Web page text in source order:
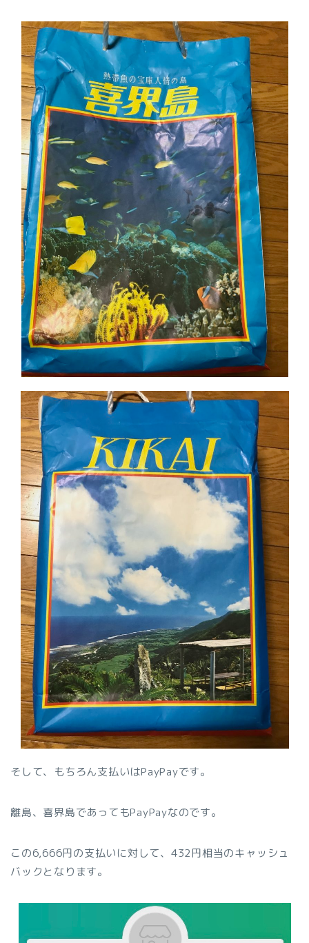
そして、もちろん支払いはPayPayです。
離島、喜界島であってもPayPayなのです。
この6,666円の支払いに対して、432円相当のキャッシュ
バックとなります。